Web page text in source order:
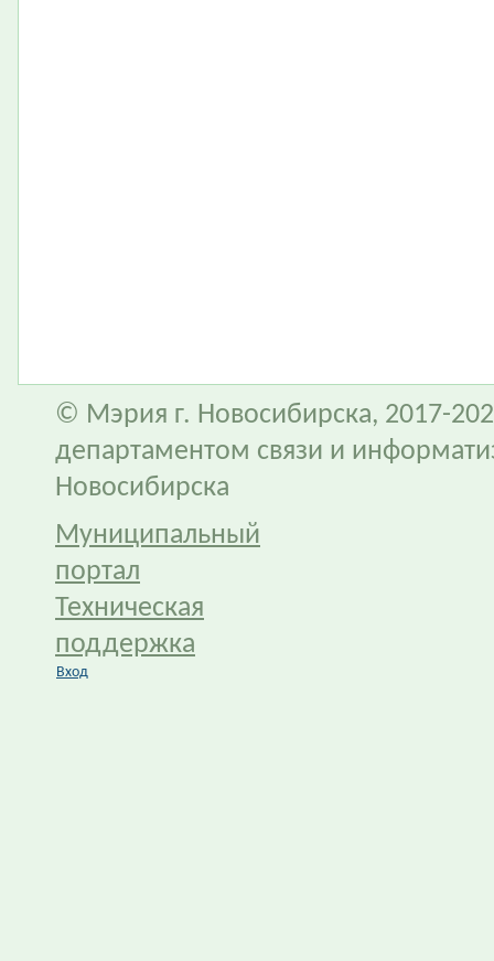
© Мэрия г. Новосибирска, 2017-
департаментом связи и
Новосибирска
Муниципальный
портал
Техническая
поддержка
Вход